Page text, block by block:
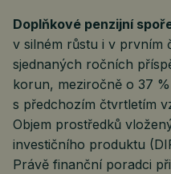
Doplňkové penzijní
v silném růstu i v prvním
sjednaných ročních
korun, meziročně o 37
s předchozím čtvrtletím
Objem prostředků
investičního produktu
Právě finanční poradci